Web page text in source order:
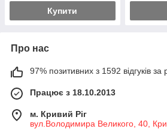
Купити
Про нас
97% позитивних з 1592 відгуків за
Працює з 18.10.2013
м. Кривий Ріг
вул.Володимира Великого, 40,